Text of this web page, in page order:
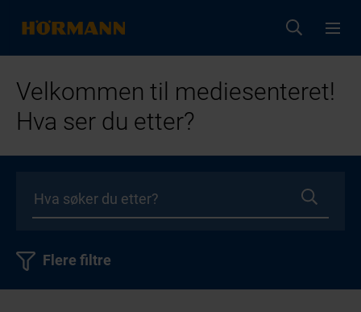
Velkommen til mediesenteret!
Hva ser du etter?
Flere filtre